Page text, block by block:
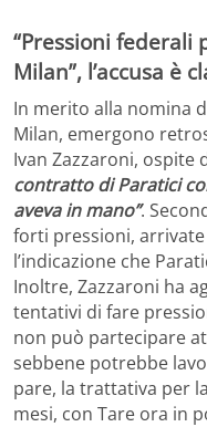
“Pressioni federali
Milan”, l’accusa è
In merito alla nomina
Milan, emergono
Ivan Zazzaroni, ospite
contratto di Paratici
aveva in mano”.
forti pressioni,
l’indicazione che
Inoltre, Zazzaroni ha
tentativi di fare
non può partecipare
sebbene potrebbe
pare, la trattativa per
mesi, con Tare ora in